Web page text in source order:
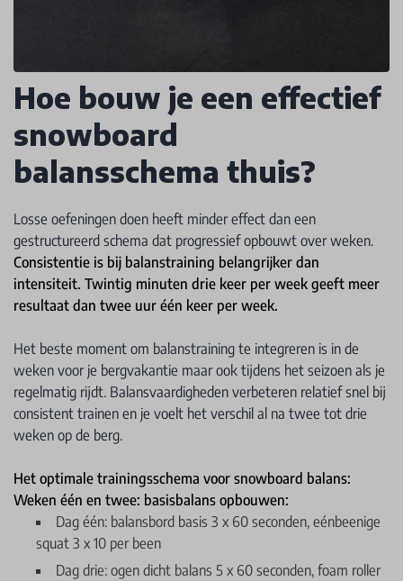
Hoe bouw je een effectief
snowboard
balansschema thuis?
Losse oefeningen doen heeft minder effect dan een
gestructureerd schema dat progressief opbouwt over weken.
Consistentie is bij balanstraining belangrijker dan
intensiteit. Twintig minuten drie keer per week geeft meer
resultaat dan twee uur één keer per week.
Het beste moment om balanstraining te integreren is in de
weken voor je bergvakantie maar ook tijdens het seizoen als je
regelmatig rijdt. Balansvaardigheden verbeteren relatief snel bij
consistent trainen en je voelt het verschil al na twee tot drie
weken op de berg.
Het optimale trainingsschema voor snowboard balans:
Weken één en twee: basisbalans opbouwen:
Dag één: balansbord basis 3 x 60 seconden, eénbeenige
squat 3 x 10 per been
Dag drie: ogen dicht balans 5 x 60 seconden, foam roller